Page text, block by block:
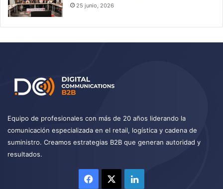
25 junio, 2026
Equipo de profesionales con más de 20 años liderando la
comunicación especializada en el retail, logística y cadena de
suministro. Creamos estrategias B2B que generan autoridad y
resultados.
Facebook LinkedIn